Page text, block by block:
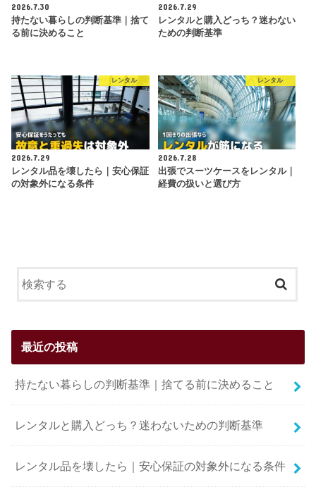
2026.7.30
持たない暮らしの判断基準｜捨て
る前に決めること
2026.7.29
レンタルと購入どっち？迷わない
ための判断基準
レンタル
2026.7.29
レンタル品を壊したら｜安心保証
の対象外になる条件
レンタル
2026.7.28
出張でスーツケースをレンタル｜
経費の扱いと選び方
最近の投稿
持たない暮らしの判断基準｜捨てる前に決めること
レンタルと購入どっち？迷わないための判断基準
レンタル品を壊したら｜安心保証の対象外になる条件